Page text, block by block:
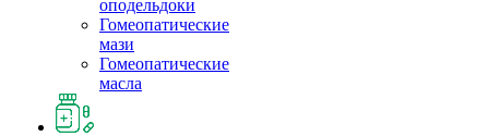
оподельдоки
Гомеопатические
мази
Гомеопатические
масла